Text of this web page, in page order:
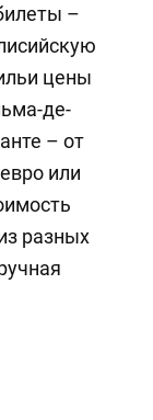
–
цены
де-
– от
или
разных